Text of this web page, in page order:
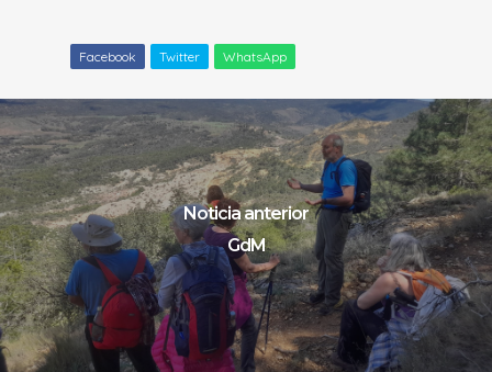
Facebook Twitter WhatsApp
Noticia anterior
GdM